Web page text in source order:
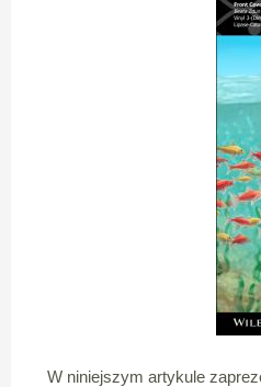
W niniejszym artykule